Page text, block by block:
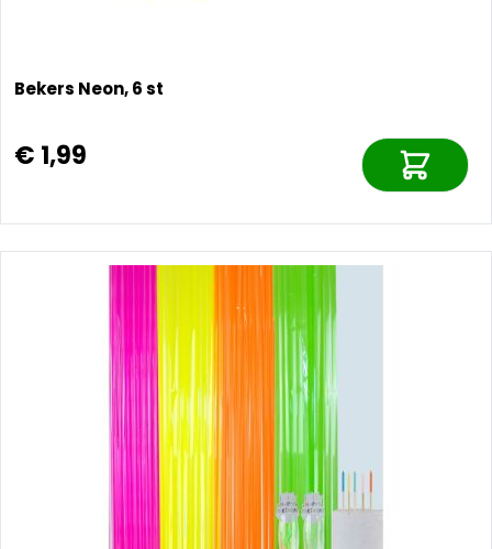
Bekers Neon, 6 st
€ 1,99